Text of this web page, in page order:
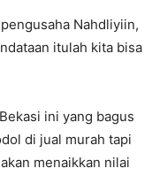
Nahdliyiin,
itulah kita bisa
ini yang bagus
di jual murah tapi
menaikkan nilai